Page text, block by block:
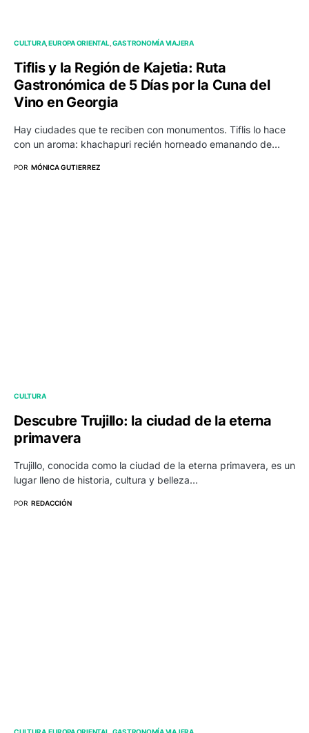
CULTURA EUROPA ORIENTAL GASTRONOMÍA VIAJERA
Tiflis y la Región de Kajetia: Ruta
Gastronómica de 5 Días por la Cuna del
Vino en Georgia
Hay ciudades que te reciben con monumentos. Tiflis lo hace
con un aroma: khachapuri recién horneado emanando de…
POR MÓNICA GUTIERREZ
CULTURA
Descubre Trujillo: la ciudad de la eterna
primavera
Trujillo, conocida como la ciudad de la eterna primavera, es un
lugar lleno de historia, cultura y belleza…
POR REDACCIÓN